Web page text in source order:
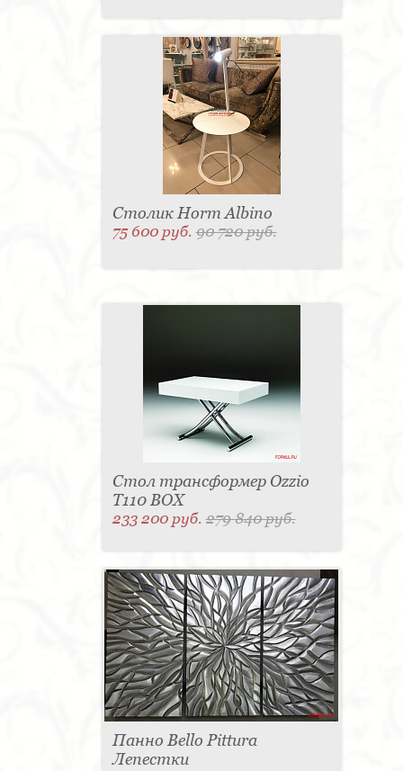
Столик Horm Albino
75 600 руб.90 720 руб.
Стол трансформер Ozzio
T110 BOX
233 200 руб.279 840 руб.
Панно Bello Pittura
Лепестки